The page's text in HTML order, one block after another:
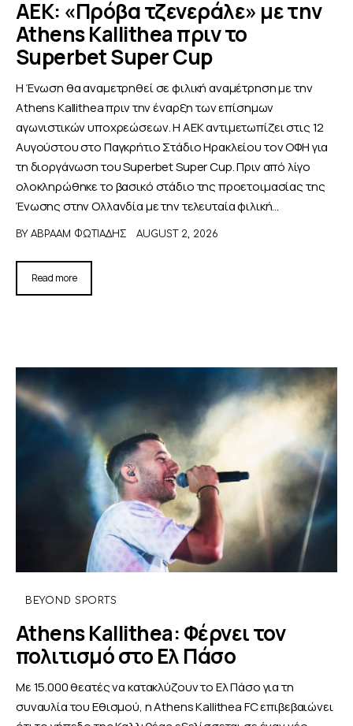
ΑΦΙΕΡΩΜΑΤΑ
MEET THE TEAM
ΑΕΚ: «Πρόβα τζενεράλε» με την
Athens Kallithea πριν το
Superbet Super Cup
Η Ένωση θα αναμετρηθεί σε φιλική αναμέτρηση με την
Athens Kallithea πριν την έναρξη των επίσημων
αγωνιστικών υποχρεώσεων. Η ΑΕΚ αντιμετωπίζει στις 12
Αυγούστου στο Παγκρήτιο Στάδιο Ηρακλείου τον ΟΦΗ για
τη διοργάνωση του Superbet Super Cup. Πριν από λίγο
ολοκληρώθηκε το βασικό στάδιο της προετοιμασίας της
Ένωσης στην Ολλανδία με την τελευταία φιλική…
BY ΑΒΡΑΑΜ ΦΩΤΙΑΔΗΣ AUGUST 2, 2026
Read more
BEYOND SPORTS
Athens Kallithea: Φέρνει τον
πολιτισμό στο Ελ Πάσο
Με 15.000 θεατές να κατακλύζουν το Ελ Πάσο για τη
συναυλία του Εθισμού, η Athens Kallithea FC επιβεβαιώνει